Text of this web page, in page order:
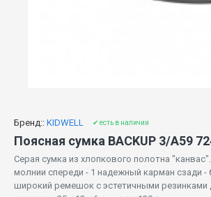
Бренд:: KIDWELL ✔ есть в наличии
Поясная сумка BACKUP 3/A59
Серая сумка из хлопкового полотна
молнии спереди - 1 надежный карман сзади
широкий ремешок с эстетичными резинками